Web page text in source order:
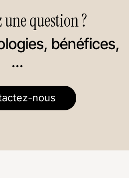
une question ?
bénéfices,
...
nous